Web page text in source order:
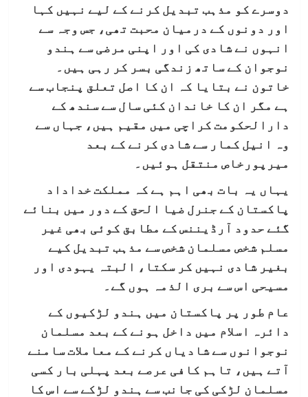
دوسرے کو مذہب تبدیل کرنے کے لیے نہیں کہا
اور دونوں کے درمیان محبت تھی، جس وجہ سے
انہوں نے شادی کی اور اپنی مرضی سے ہندو
نوجوان کے ساتھ زندگی بسر کر رہی ہیں۔
خاتون نے بتایا کہ ان کا اصل تعلق پنجاب سے
ہے مگر ان کا خاندان کئی سال سے سندھ کے
دارالحکومت کراچی میں مقیم ہیں، جہاں سے
وہ انیل کمار سے شادی کرنے کے بعد
میرپورخاص منتقل ہوئیں۔
یہاں یہ بات بھی اہم ہے کہ مملکت خداداد
پاکستان کے جنرل ضیا الحق کے دور میں بنائے
گئے حدود آرڈیننس کے مطابق کوئی بھی غیر
مسلم شخص مسلمان شخص سے مذہب تبدیل کیے
بغیر شادی نہیں کر سکتا، البتہ یہودی اور
مسیحی اس سے بری الذمہ ہوں گے۔
عام طور پر پاکستان میں ہندو لڑکیوں کے
دائرہ اسلام میں داخل ہونے کے بعد مسلمان
نوجوانوں سے شادیاں کرنے کے معاملات سامنے
آتے ہیں، تاہم کافی عرصے بعد پہلی بار کسی
مسلمان لڑکی کی جانب سے ہندو لڑکے سے اس کا